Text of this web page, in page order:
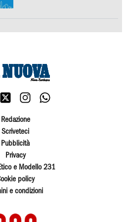
Redazione
Scriveteci
Pubblicità
Privacy
e Modello 231
policy
e condizioni